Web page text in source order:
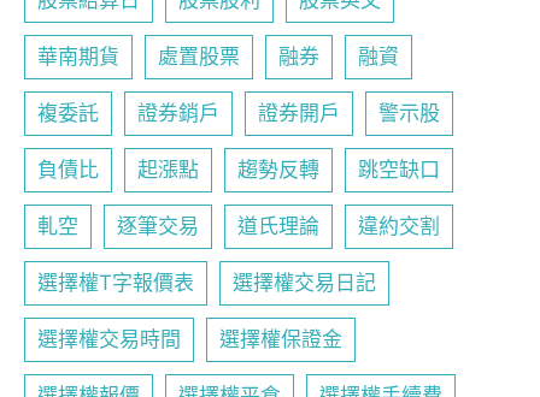
華南期貨 處置股票 融券 融資
複委託 證券銷戶 證券開戶 警示股
負債比 起漲點 趨勢反轉 跳空缺口
軋空 逐筆交易 道氏理論 違約交割
選擇權T字報價表 選擇權交易日記
選擇權交易時間 選擇權保證金